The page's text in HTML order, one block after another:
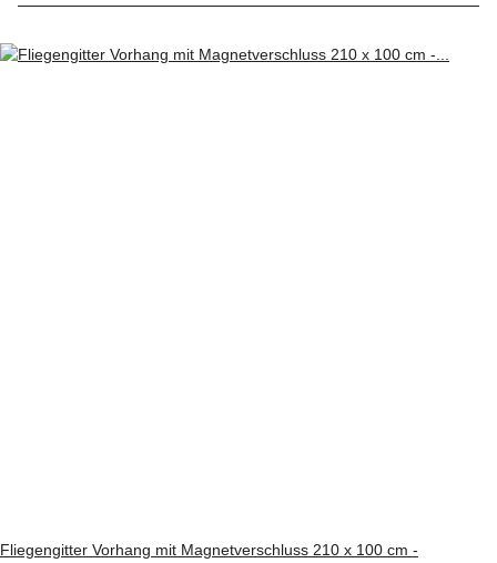
Fliegengitter Vorhang mit Magnetverschluss 210 x 100 cm -